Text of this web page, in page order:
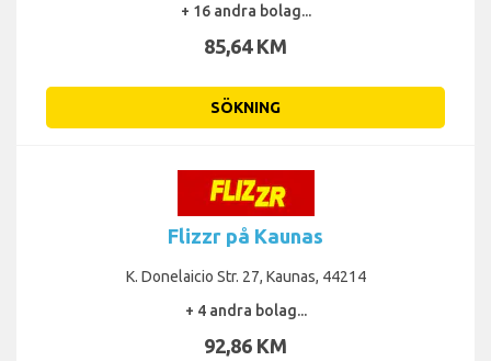
+ 16 andra bolag...
85,64 KM
SÖKNING
Flizzr på Kaunas
K. Donelaicio Str. 27, Kaunas, 44214
+ 4 andra bolag...
92,86 KM